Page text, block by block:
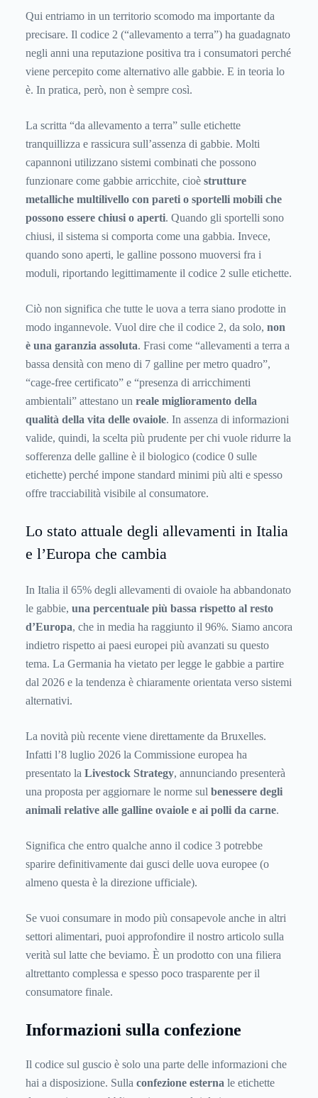
Qui entriamo in un territorio scomodo ma importante da
precisare. Il codice 2 (“allevamento a terra”) ha guadagnato
negli anni una reputazione positiva tra i consumatori perché
viene percepito come alternativo alle gabbie. E in teoria lo
è. In pratica, però, non è sempre così.
La scritta “da allevamento a terra” sulle etichette
tranquillizza e rassicura sull’assenza di gabbie. Molti
capannoni utilizzano sistemi combinati che possono
funzionare come gabbie arricchite, cioè strutture
metalliche multilivello con pareti o sportelli mobili che
possono essere chiusi o aperti. Quando gli sportelli sono
chiusi, il sistema si comporta come una gabbia. Invece,
quando sono aperti, le galline possono muoversi fra i
moduli, riportando legittimamente il codice 2 sulle etichette.
Ciò non significa che tutte le uova a terra siano prodotte in
modo ingannevole. Vuol dire che il codice 2, da solo, non
è una garanzia assoluta. Frasi come “allevamenti a terra a
bassa densità con meno di 7 galline per metro quadro”,
“cage-free certificato” e “presenza di arricchimenti
ambientali” attestano un reale miglioramento della
qualità della vita delle ovaiole. In assenza di informazioni
valide, quindi, la scelta più prudente per chi vuole ridurre la
sofferenza delle galline è il biologico (codice 0 sulle
etichette) perché impone standard minimi più alti e spesso
offre tracciabilità visibile al consumatore.
Lo stato attuale degli allevamenti in Italia
e l’Europa che cambia
In Italia il 65% degli allevamenti di ovaiole ha abbandonato
le gabbie, una percentuale più bassa rispetto al resto
d’Europa, che in media ha raggiunto il 96%. Siamo ancora
indietro rispetto ai paesi europei più avanzati su questo
tema. La Germania ha vietato per legge le gabbie a partire
dal 2026 e la tendenza è chiaramente orientata verso sistemi
alternativi.
La novità più recente viene direttamente da Bruxelles.
Infatti l’8 luglio 2026 la Commissione europea ha
presentato la Livestock Strategy, annunciando presenterà
una proposta per aggiornare le norme sul benessere degli
animali relative alle galline ovaiole e ai polli da carne.
Significa che entro qualche anno il codice 3 potrebbe
sparire definitivamente dai gusci delle uova europee (o
almeno questa è la direzione ufficiale).
Se vuoi consumare in modo più consapevole anche in altri
settori alimentari, puoi approfondire il nostro articolo sulla
verità sul latte che beviamo. È un prodotto con una filiera
altrettanto complessa e spesso poco trasparente per il
consumatore finale.
Informazioni sulla confezione
Il codice sul guscio è solo una parte delle informazioni che
hai a disposizione. Sulla confezione esterna le etichette